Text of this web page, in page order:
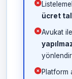
ücret
Avukat
Platform